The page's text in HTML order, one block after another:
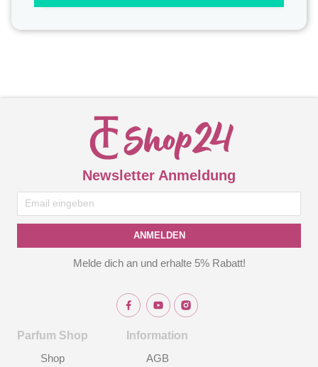
Parfum Shop
Shop
Information
AGB
Newsletter Anmeldung
ANMELDEN
Melde dich an und erhalte 5% Rabatt!